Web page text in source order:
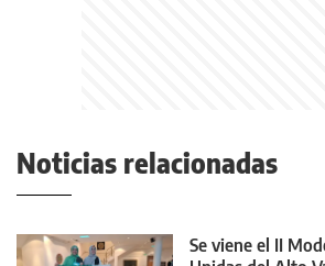
Noticias relacionadas
Se viene el II